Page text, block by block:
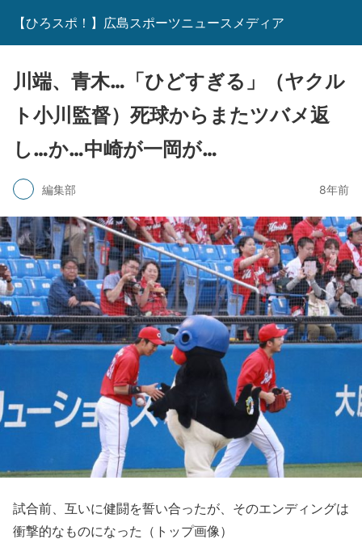
【ひろスポ！】広島スポーツニュースメディア
川端、青木…「ひどすぎる」（ヤクル
ト小川監督）死球からまたツバメ返
し…か…中崎が一岡が…
編集部 8年前
試合前、互いに健闘を誓い合ったが、そのエンディングは
衝撃的なものになった（トップ画像）